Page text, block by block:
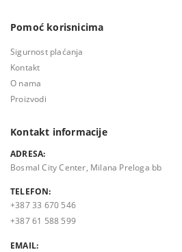
Pomoć korisnicima
Sigurnost plaćanja
Kontakt
O nama
Proizvodi
Kontakt informacije
ADRESA:
Bosmal City Center, Milana Preloga bb
TELEFON:
+387 33 670 546
+387 61 588 599
EMAIL: